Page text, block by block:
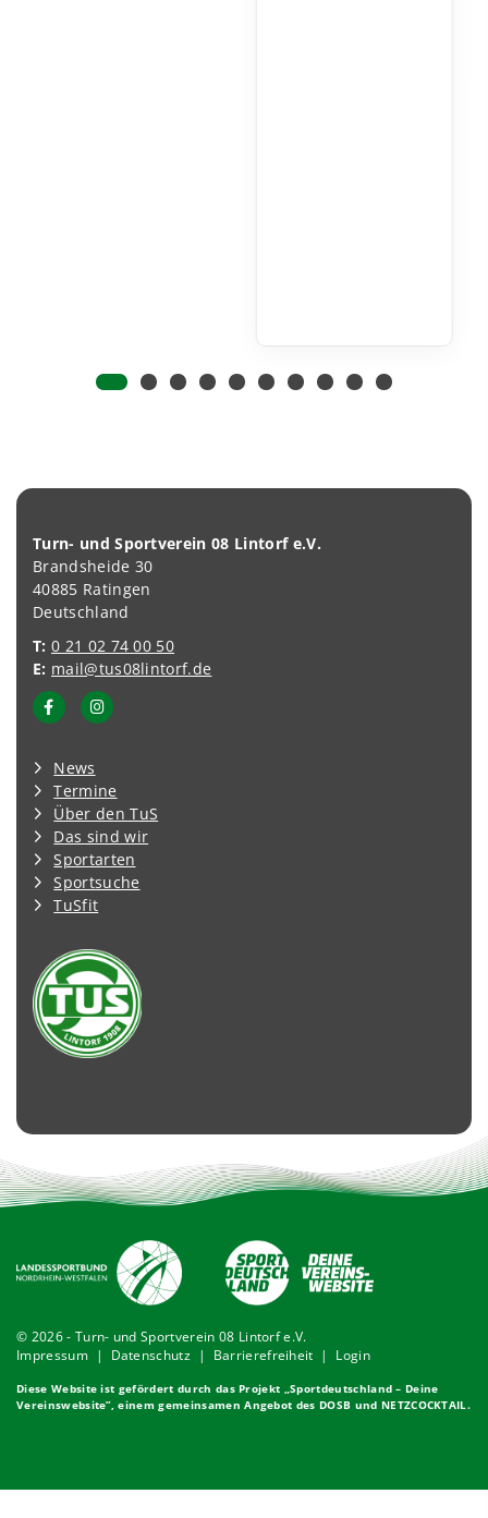
Turn- und Sportverein 08 Lintorf e.V.
Brandsheide 30
40885 Ratingen
Deutschland
T: 0 21 02 74 00 50
E: mail@tus08lintorf.de
News
Termine
Über den TuS
Das sind wir
Sportarten
Sportsuche
TuSfit
© 2026 - Turn- und Sportverein 08 Lintorf e.V.
Impressum| Datenschutz | Barrierefreiheit | Login
Diese Website ist gefördert durch das Projekt „Sportdeutschland – Deine
Vereinswebsite”, einem gemeinsamen Angebot des DOSB und NETZCOCKTAIL.